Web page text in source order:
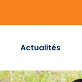
Actualités